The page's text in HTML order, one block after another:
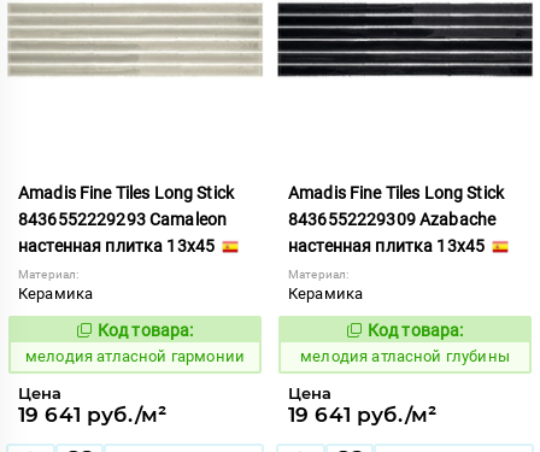
Amadis Fine Tiles Long Stick
8436552229293 Camaleon
настенная плитка 13x45
Материал:
Керамика
968016
Код товара:
мелодия атласной гармонии
Цена
19 641 руб./м²
Amadis Fine Tiles Long Stick
8436552229309 Azabache
настенная плитка 13x45
Материал:
Керамика
968017
Код товара:
мелодия атласной глубины
Цена
19 641 руб./м²